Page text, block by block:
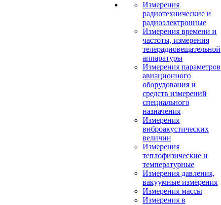
Измерения
радиотехнические и
радиоэлектронные
Измерения времени и
частоты, измерения
телерадиовещательной
аппаратуры
Измерения параметров
авиационного
оборудования и
средств измерений
специального
назначения
Измерения
виброакустических
величин
Измерения
теплофизические и
температурные
Измерения давления,
вакуумные измерения
Измерения массы
Измерения в